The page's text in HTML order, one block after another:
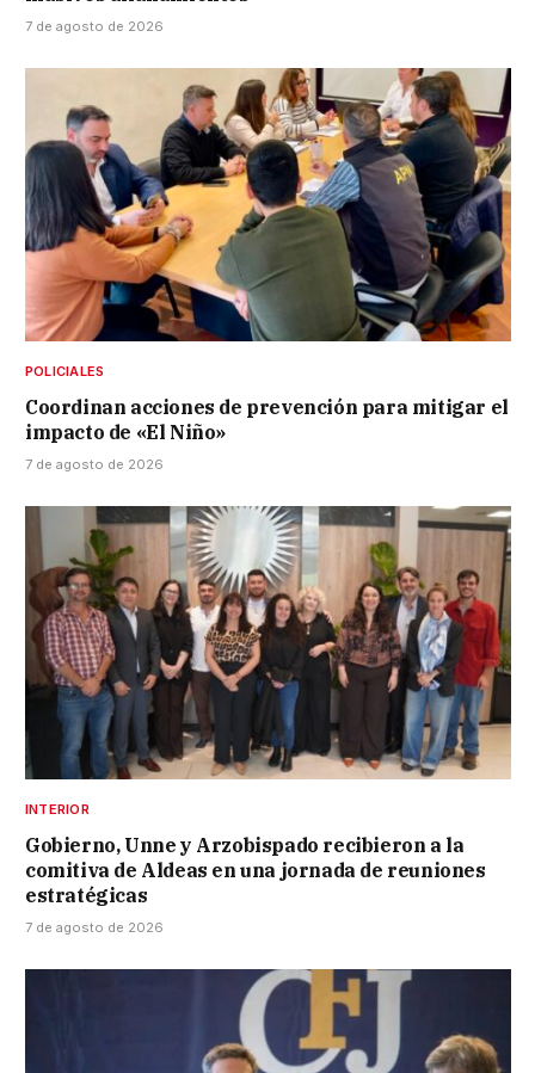
7 de agosto de 2026
POLICIALES
Coordinan acciones de prevención para mitigar el
impacto de «El Niño»
7 de agosto de 2026
INTERIOR
Gobierno, Unne y Arzobispado recibieron a la
comitiva de Aldeas en una jornada de reuniones
estratégicas
7 de agosto de 2026